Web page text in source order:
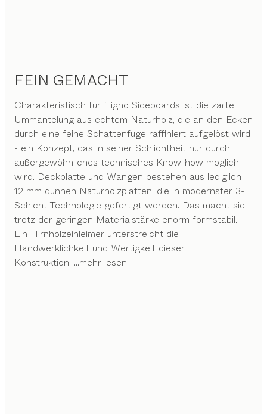
FEIN GEMACHT
Charakteristisch für filigno Sideboards ist die zarte
Ummantelung aus echtem Naturholz, die an den Ecken
durch eine feine Schattenfuge raffiniert aufgelöst wird
- ein Konzept, das in seiner Schlichtheit nur durch
außergewöhnliches technisches Know-how möglich
wird. Deckplatte und Wangen bestehen aus lediglich
12 mm dünnen Naturholzplatten, die in modernster 3-
Schicht-Technologie gefertigt werden. Das macht sie
trotz der geringen Materialstärke enorm formstabil.
Ein Hirnholzeinleimer unterstreicht die
Handwerklichkeit und Wertigkeit dieser
Konstruktion. ...mehr lesen